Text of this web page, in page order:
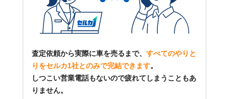
査定依頼から実際に車を売るまで、 すべてのやりと
りをセルカ1社とのみで完結できます。
しつこい営業電話もないので疲れてしまうこともあ
りません。